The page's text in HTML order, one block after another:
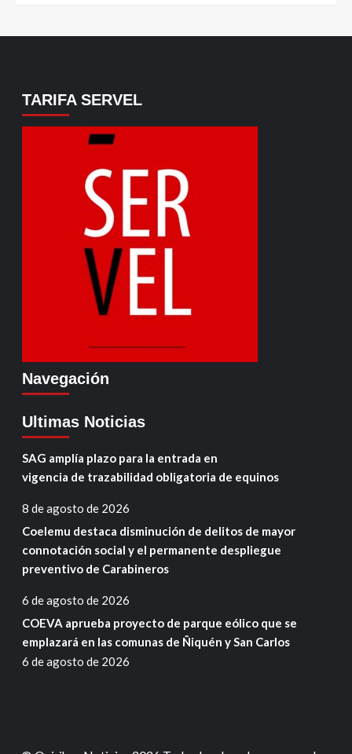
TARIFA SERVEL
Navegación
Ultimas Noticias
SAG amplía plazo para la entrada en
vigencia de trazabilidad obligatoria de equinos
8 de agosto de 2026
Coelemu destaca disminución de delitos de mayor
connotación social y el permanente despliegue
preventivo de Carabineros
6 de agosto de 2026
COEVA aprueba proyecto de parque eólico que se
emplazará en las comunas de Ñiquén y San Carlos
6 de agosto de 2026